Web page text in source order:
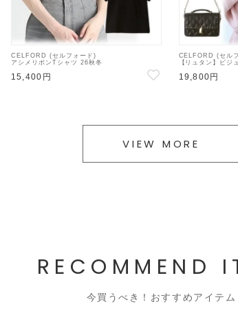
CELFORD (セルフォード)
アシメリボンTシャツ 26秋冬
15,400円
CELFORD (セル
【リュタン】ビジ
バッグ
19,800円
VIEW MORE
RECOMMEND
今買うべき！おすすめアイテム